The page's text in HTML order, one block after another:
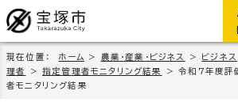
現在位置： ホーム > 農業・産業・ビジネス > ビジネス
理者
>指定管理者モニタリング結果
> 令和7年度評
者モニタリング結果